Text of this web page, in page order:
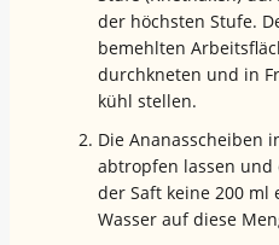
der höchsten Stufe.
bemehlten
durchkneten und in
kühl stellen.
Die Ananasscheiben
abtropfen lassen und
der Saft keine 200 ml
Wasser auf diese